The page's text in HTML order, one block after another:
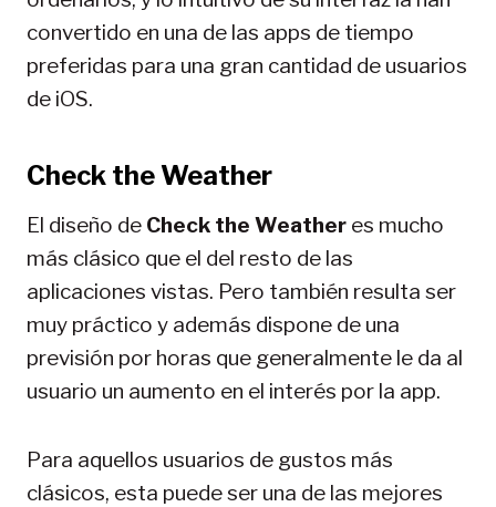
convertido en una de las apps de tiempo
preferidas para una gran cantidad de usuarios
de iOS.
Check the Weather
El diseño de Check the Weather es mucho
más clásico que el del resto de las
aplicaciones vistas. Pero también resulta ser
muy práctico y además dispone de una
previsión por horas que generalmente le da al
usuario un aumento en el interés por la app.
Para aquellos usuarios de gustos más
clásicos, esta puede ser una de las mejores